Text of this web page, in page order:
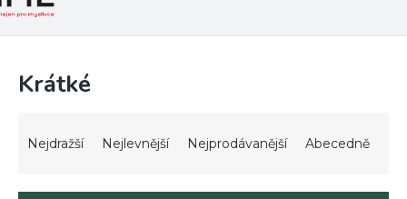
Krátké
Nejdražší Nejlevnější Nejprodávanější Abecedně